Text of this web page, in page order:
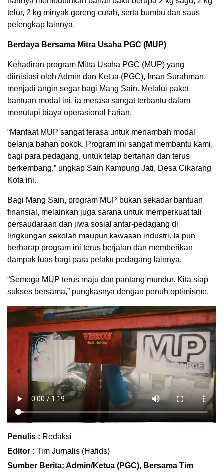
telur, 2 kg minyak goreng curah, serta bumbu dan saus
pelengkap lainnya.
Berdaya Bersama Mitra Usaha PGC (MUP)
Kehadiran program Mitra Usaha PGC (MUP) yang
diinisiasi oleh Admin dan Ketua (PGC), Iman Surahman,
menjadi angin segar bagi Mang Sain. Melalui paket
bantuan modal ini, ia merasa sangat terbantu dalam
menutupi biaya operasional harian.
“Manfaat MUP sangat terasa untuk menambah modal
belanja bahan pokok. Program ini sangat membantu kami,
bagi para pedagang, untuk tetap bertahan dan terus
berkembang,” ungkap Sain Kampung Jati, Desa Cikarang
Kota ini.
Bagi Mang Sain, program MUP bukan sekadar bantuan
finansial, melainkan juga sarana untuk memperkuat tali
persaudaraan dan jiwa sosial antar-pedagang di
lingkungan sekolah maupun kawasan industri. Ia pun
berharap program ini terus berjalan dan memberikan
dampak luas bagi para pelaku pedagang lainnya.
“Semoga MUP terus maju dan pantang mundur. Kita siap
sukses bersama,” pungkasnya dengan penuh optimisme.
Penulis : Redaksi
Editor : Tim Jurnalis (Hafids)
Sumber Berita: Admin/Ketua (PGC), Bersama Tim